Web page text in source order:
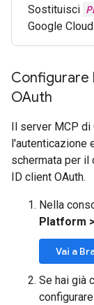
Sostituisci
Google Cloud.
Configurare
OAuth
Il server MCP di
l'autenticazione
schermata per il
ID client OAuth.
Nella
Platform >
Vai a
Se hai già